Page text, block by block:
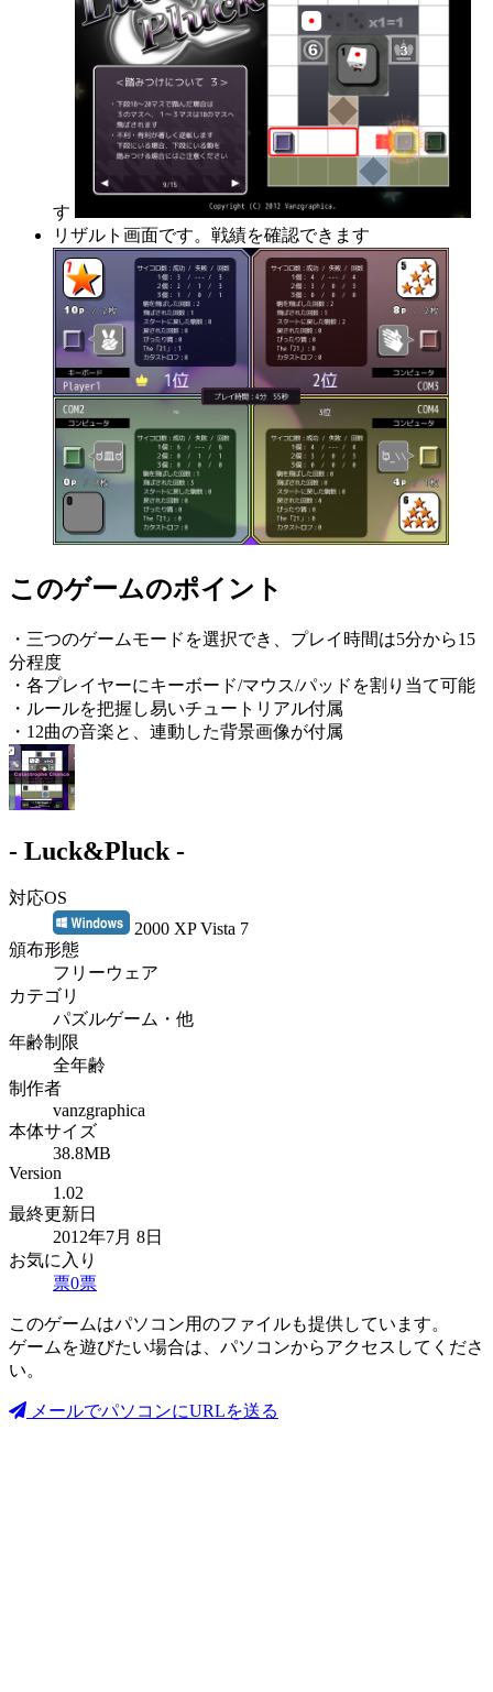
す
リザルト画面です。戦績を確認できます
このゲームのポイント
・三つのゲームモードを選択でき、プレイ時間は5分から15
分程度
・各プレイヤーにキーボード/マウス/パッドを割り当て可能
・ルールを把握し易いチュートリアル付属
・12曲の音楽と、連動した背景画像が付属
- Luck&Pluck -
対応OS
2000 XP Vista 7
頒布形態
フリーウェア
カテゴリ
パズルゲーム・他
年齢制限
全年齢
制作者
vanzgraphica
本体サイズ
38.8MB
Version
1.02
最終更新日
2012年7月 8日
お気に入り
票0票
このゲームはパソコン用のファイルも提供しています。
ゲームを遊びたい場合は、パソコンからアクセスしてくださ
い。
メールでパソコンにURLを送る